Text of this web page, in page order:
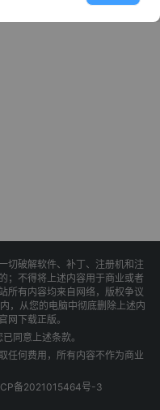
切破解软件、补丁、注册机和注
；不得将上述内容用于商业或者
所有内容均来自网络，版权争议
，从您的电脑中彻底删除上述内
网下载正版。
同意上述条款。
任何费用，所有内容不作为商业
备2021015464号-3